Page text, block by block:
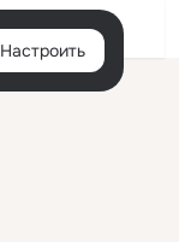
Войти
Настроить